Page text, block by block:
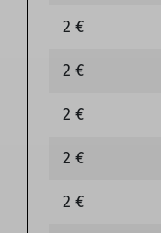
2 €
2 €
2 €
2 €
2 €